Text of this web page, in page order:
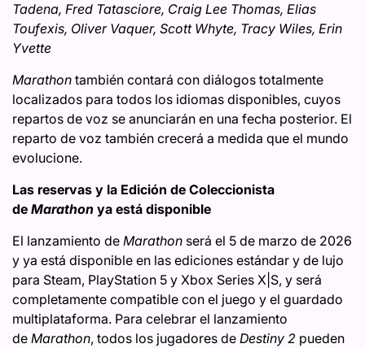
Tadena, Fred Tatasciore, Craig Lee Thomas, Elias
Toufexis, Oliver Vaquer, Scott Whyte, Tracy Wiles, Erin
Yvette
Marathon también contará con diálogos totalmente
localizados para todos los idiomas disponibles, cuyos
repartos de voz se anunciarán en una fecha posterior. El
reparto de voz también crecerá a medida que el mundo
evolucione.
Las reservas y la Edición de Coleccionista
de Marathon ya está disponible
El lanzamiento de Marathon será el 5 de marzo de 2026
y ya está disponible en las ediciones estándar y de lujo
para Steam, PlayStation 5 y Xbox Series X|S, y será
completamente compatible con el juego y el guardado
multiplataforma. Para celebrar el lanzamiento
de Marathon, todos los jugadores de Destiny 2 pueden